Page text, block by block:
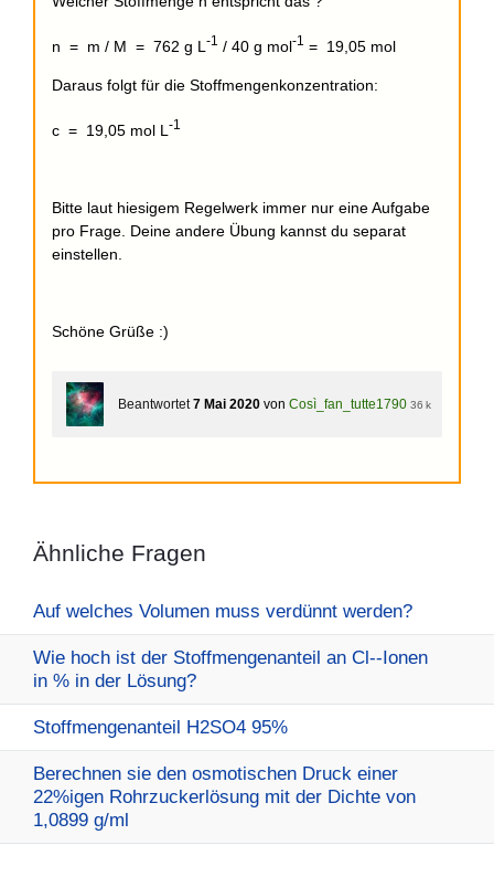
n = m / M = 762 g L -1 / 40 g mol-1 = 19,05 mol
Daraus folgt für die Stoffmengenkonzentration:
c = 19,05 mol L -1
Bitte laut hiesigem Regelwerk immer nur eine Aufgabe
pro Frage. Deine andere Übung kannst du separat
einstellen.
Schöne Grüße :)
Beantwortet 7 Mai 2020 von Così_fan_tutte1790 36 k
Ähnliche Fragen
Auf welches Volumen muss verdünnt werden?
Wie hoch ist der Stoffmengenanteil an Cl--Ionen
in % in der Lösung?
Stoffmengenanteil H2SO4 95%
Berechnen sie den osmotischen Druck einer
22%igen Rohrzuckerlösung mit der Dichte von
1,0899 g/ml